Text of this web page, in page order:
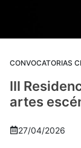
CONVOCATORIAS
III
artes
27/04/2026